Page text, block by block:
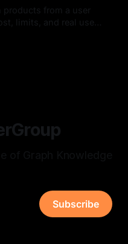
products from a user
limits, and real use
Subscribe